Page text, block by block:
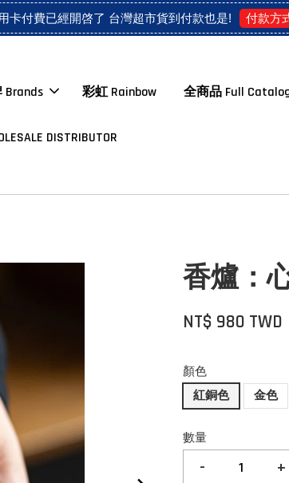
卡付費已經開啓了 台灣超市貨到付款也是! 付款方
Brands 彩虹 Rainbow 全商品 Full
DISTRIBUTOR
香爐：
NT$ 980 TWD
顏色
紅銅色
金色
數量
- +